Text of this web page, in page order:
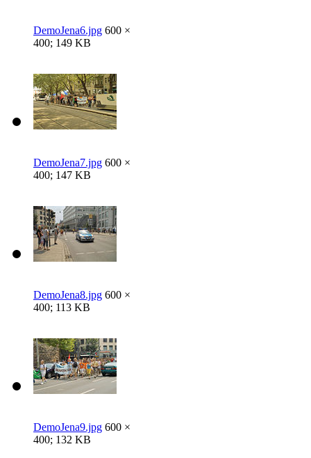
DemoJena6.jpg 600 ×
400; 149 KB
DemoJena7.jpg 600 ×
400; 147 KB
DemoJena8.jpg 600 ×
400; 113 KB
DemoJena9.jpg 600 ×
400; 132 KB